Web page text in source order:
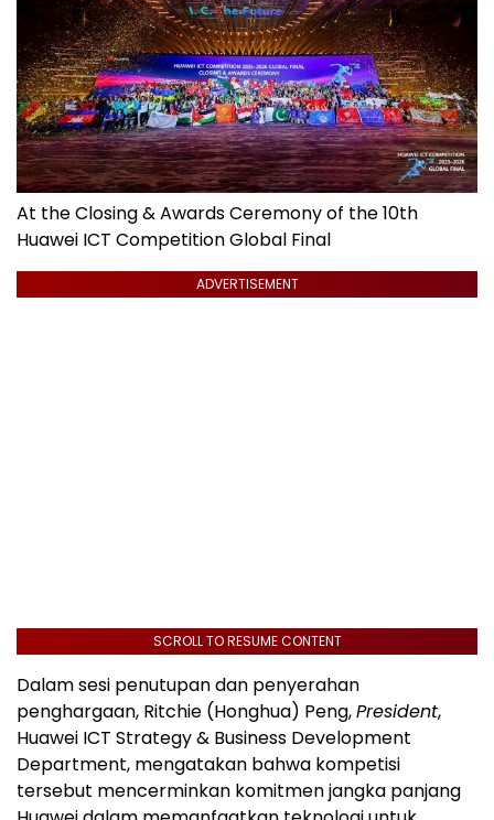
At the Closing & Awards Ceremony of the 10th
Huawei ICT Competition Global Final
ADVERTISEMENT
SCROLL TO RESUME CONTENT
Dalam sesi penutupan dan penyerahan
penghargaan, Ritchie (Honghua) Peng,President,
Huawei ICT Strategy & Business Development
Department, mengatakan bahwa kompetisi
tersebut mencerminkan komitmen jangka panjang